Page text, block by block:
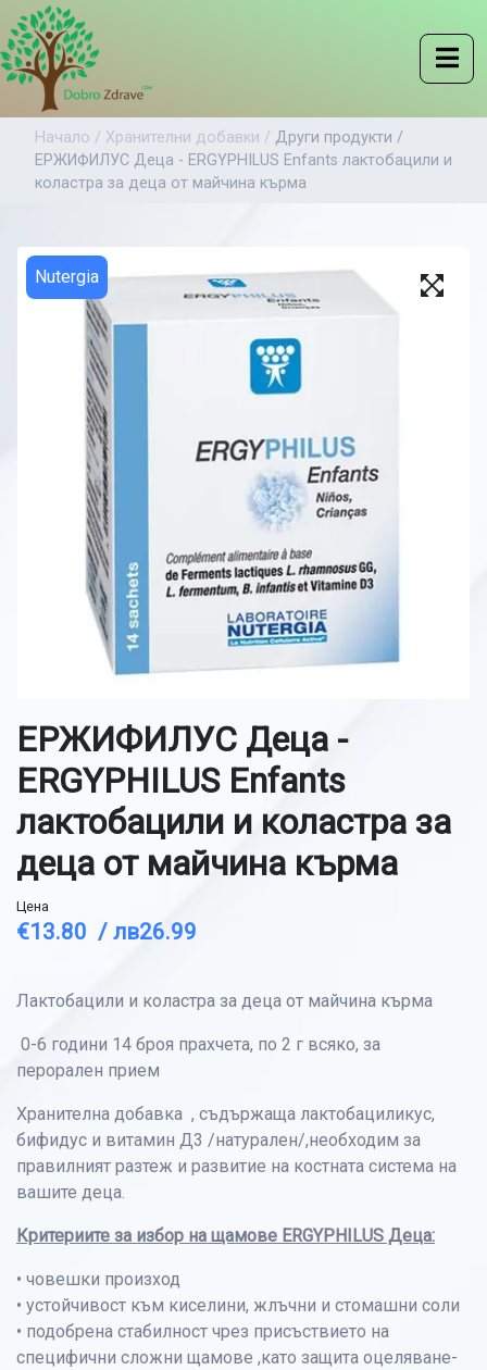
Начало / Хранителни добавки / Други продукти /
ЕРЖИФИЛУС Деца - ERGYPHILUS Enfants лактобацили и
коластра за деца от майчина кърма
Nutergia
ЕРЖИФИЛУС Деца -
ERGYPHILUS Enfants
лактобацили и коластра за
деца от майчина кърма
Цена
€13.80 / лв26.99
Лактобацили и коластра за деца от майчина кърма
0-6 години 14 броя прахчета, по 2 г всяко, за
перорален прием
Хранителна добавка , съдържаща лактобациликус,
бифидус и витамин Д3 /натурален/,необходим за
правилният разтеж и развитие на костната система на
вашите деца.
Критериите за избор на щамове ERGYPHILUS Деца:
• човешки произход
• устойчивост към киселини, жлъчни и стомашни соли
• подобрена стабилност чрез присъствието на
специфични сложни щамове ,като защита оцеляване-